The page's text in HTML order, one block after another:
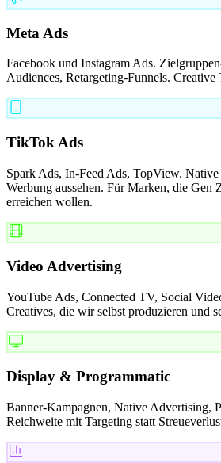
Meta Ads
Facebook und Instagram Ads.
Audiences, Retargeting-Funnels. Creative
TikTok Ads
Spark Ads, In-Feed Ads, TopView.
Werbung aussehen. Für Marken, die Gen
erreichen wollen.
Video Advertising
YouTube Ads, Connected TV, Social
Creatives, die wir selbst produzieren und
Display & Programmatic
Banner-Kampagnen, Native Advertising,
Reichweite mit Targeting statt